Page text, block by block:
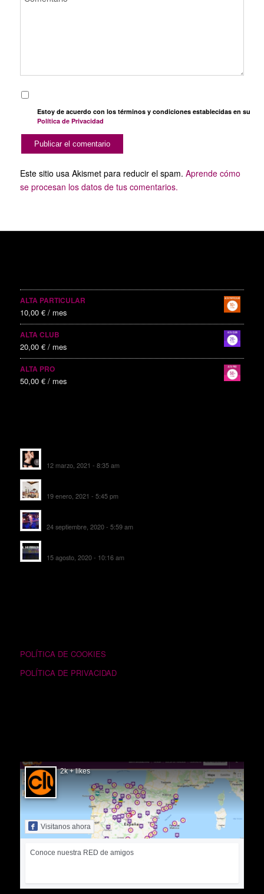
Estoy de acuerdo con los términos y condiciones establecidas en su
Política de Privacidad
Este sitio usa Akismet para reducir el spam. Aprende cómo
se procesan los datos de tus comentarios.
ALTA PARTICULAR
10,00 € / mes
ALTA CLUB
20,00 € / mes
ALTA PRO
50,00 € / mes
12 marzo, 2021 - 8:35 am
19 enero, 2021 - 5:45 pm
24 septiembre, 2020 - 5:59 am
15 agosto, 2020 - 10:16 am
POLÍTICA DE COOKIES
POLÍTICA DE PRIVACIDAD
2k + likes
Visitanos ahora
Conoce nuestra RED de amigos